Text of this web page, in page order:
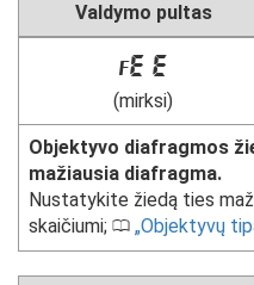
Valdymo pultas
B
(mirksi)
Objektyvo diafragmos
mažiausia diafragma.
Nustatykite žiedą ties
skaičiumi; 0 Objektyvų